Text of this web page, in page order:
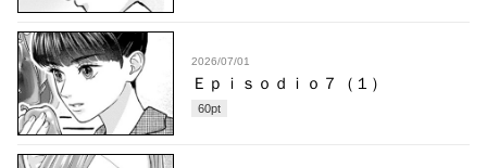
2026/07/01
Ｅｐｉｓｏｄｉｏ７（１）
60pt